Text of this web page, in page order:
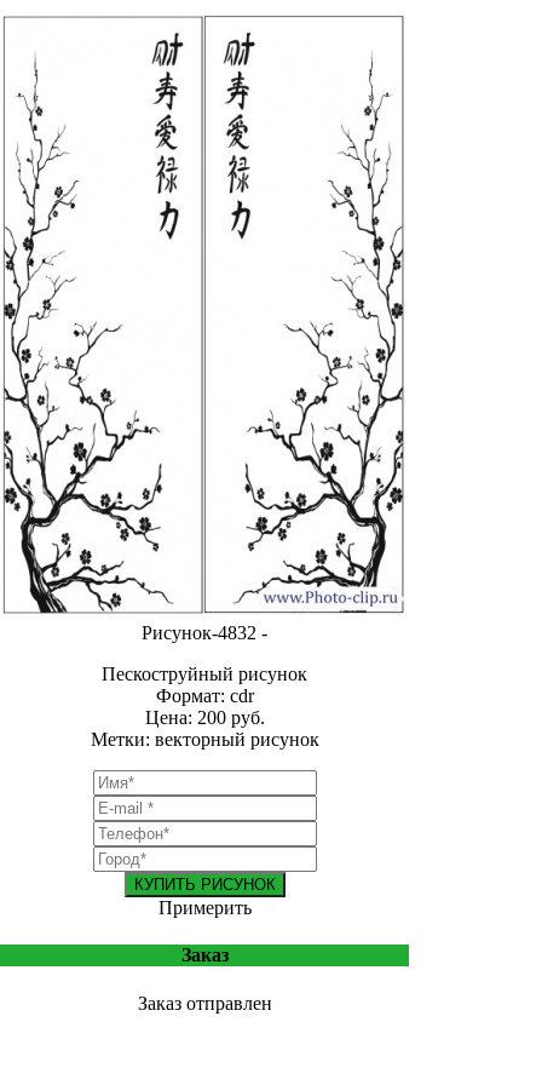
Рисунок-4832 -
Пескоструйный рисунок
Формат: cdr
Цена: 200 руб.
Метки: векторный рисунок
КУПИТЬ РИСУНОК
Примерить
Заказ
Заказ отправлен